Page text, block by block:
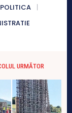
POLITICA
URMĂTOR